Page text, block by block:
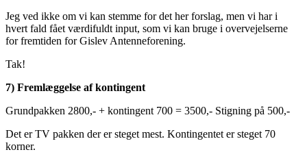
Jeg ved ikke om vi kan stemme for det her forslag, men vi har i
hvert fald fået værdifuldt input, som vi kan bruge i overvejelserne
for fremtiden for Gislev Antenneforening.
Tak!
7) Fremlæggelse af kontingent
Grundpakken 2800,- + kontingent 700 = 3500,- Stigning på 500,-
Det er TV pakken der er steget mest. Kontingentet er steget 70
korner.